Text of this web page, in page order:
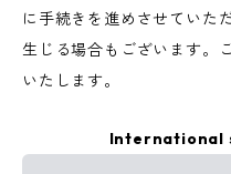
に手続きを進めさせていた
生じる場合もございます。
いたします。
International